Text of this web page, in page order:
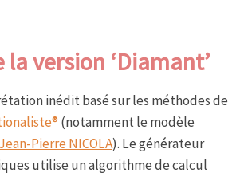
la version ‘Diamant’
inédit basé sur les méthodes de
(notamment le modèle
Jean-Pierre NICOLA). Le générateur
utilise un algorithme de calcul